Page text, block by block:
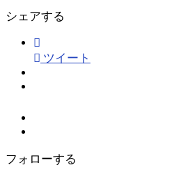
シェアする
ツイート
フォローする